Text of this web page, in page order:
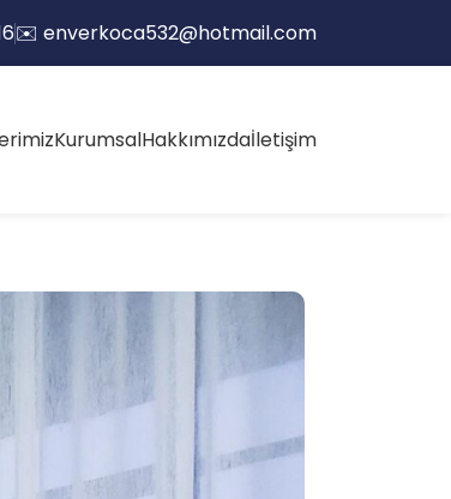
✉️ enverkoca532@hotmail.com
KurumsalHakkımızdaİletişim